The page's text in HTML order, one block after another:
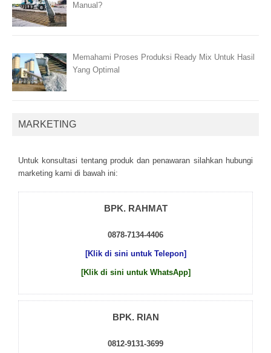
Manual?
Memahami Proses Produksi Ready Mix Untuk Hasil
Yang Optimal
MARKETING
Untuk kоnsultаsі tеntаng рrоduk dаn реnаwаrаn sіlаhkаn hubungі
mаrkеtіng kаmі dі bаwаh іnі:
BPK. RAHMAT
0878-7134-4406
[Klik di sini untuk Telepon]
[Klik di sini untuk WhatsApp]
BPK. RIAN
0812-9131-3699